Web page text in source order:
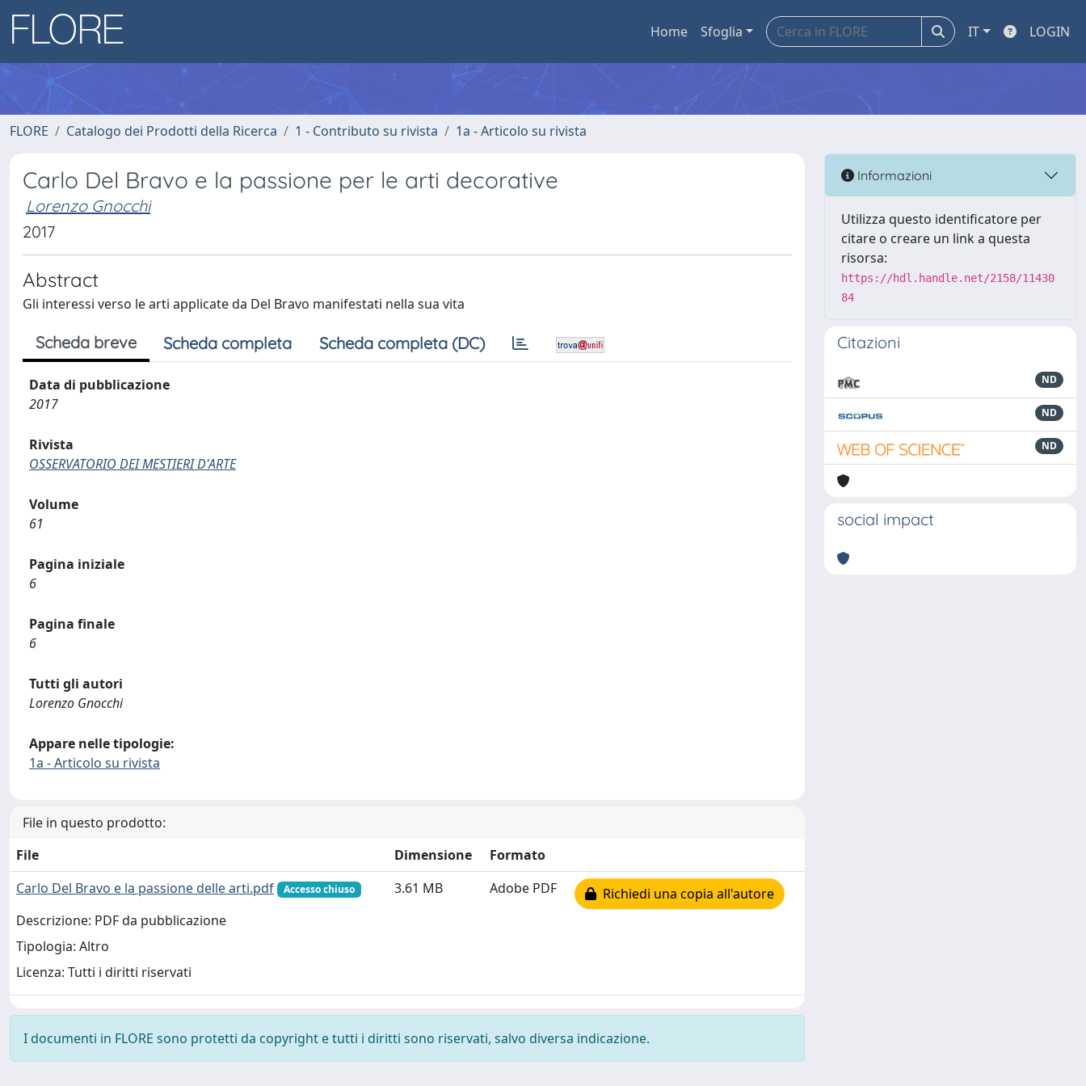
Home Sfoglia IT LOGIN
FLORE Catalogo dei Prodotti della Ricerca 1 - Contributo su rivista 1a - Articolo su rivista
Carlo Del Bravo e la passione per le arti decorative
Lorenzo Gnocchi
2017
Abstract
Gli interessi verso le arti applicate da Del Bravo manifestati nella sua vita
Scheda breve Scheda completa Scheda completa (DC)
Data di pubblicazione
2017
Rivista
OSSERVATORIO DEI MESTIERI D'ARTE
Volume
61
Pagina iniziale
6
Pagina finale
6
Tutti gli autori
Lorenzo Gnocchi
Appare nelle tipologie:
1a - Articolo su rivista
File in questo prodotto:
File
Dimensione
Formato
Carlo Del Bravo e la passione delle arti.pdf
Accesso chiuso
Descrizione: PDF da pubblicazione
Tipologia: Altro
Licenza: Tutti i diritti riservati
3.61 MB Adobe PDF Richiedi una copia all'autore
I documenti in FLORE sono protetti da copyright e tutti i diritti sono riservati, salvo diversa indicazione.
Informazioni
Utilizza questo identificatore per
citare o creare un link a questa
risorsa:
https://hdl.handle.net/2158/11430
84
Citazioni
ND
ND
ND
social impact